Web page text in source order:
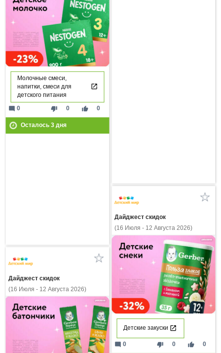
Молочные смеси,
напитки, смеси для
детского питания
thumb_down 0 thumb_up 0
mode_comment 0
Осталось 3дня
Дайджест скидок
(16 Июля - 12 Августа 2026)
Детские закуски
thumb_down 0 thumb_up 0
mode_comment 0
Дайджест скидок
(16 Июля - 12 Августа 2026)